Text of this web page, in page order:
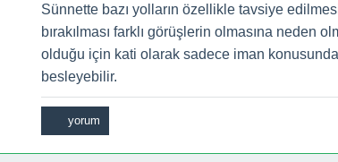
Sünnette bazı yolların özellikle tavsiye
bırakılması farklı görüşlerin olmasına neden
olduğu için kati olarak sadece iman
besleyebilir.